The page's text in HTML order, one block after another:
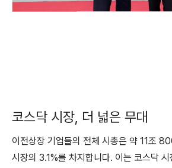
코스닥 시장, 더 넓은 무대
이전상장 기업들의 전체 시총은 약 11조
시장의 3.1%를 차지합니다. 이는 코스닥 시